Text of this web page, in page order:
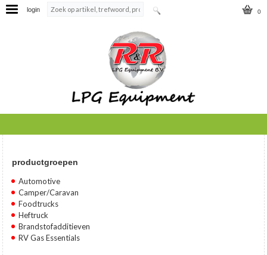
0
login
productgroepen
Automotive
Camper/Caravan
Foodtrucks
Heftruck
Brandstofadditieven
RV Gas Essentials